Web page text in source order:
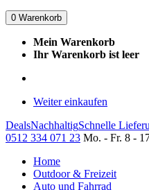
0 Warenkorb
Mein Warenkorb
Ihr Warenkorb ist leer
Weiter einkaufen
DealsNachhaltigSchnelle
0512 334 071 23 Mo. - Fr. 8 -
Home
Outdoor & Freizeit
Auto und Fahrrad